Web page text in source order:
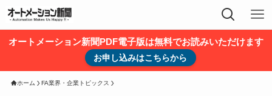
オートメーション新聞PDF電子版は無料でお読みいただけます
お申し込みはこちらから
ホーム FA業界・企業トピックス